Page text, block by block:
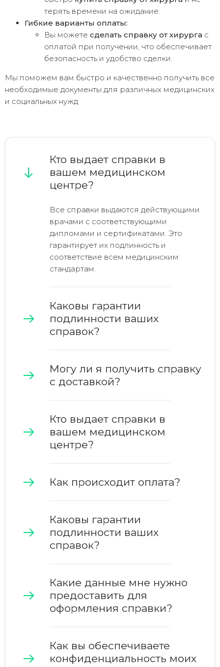
терять времени на ожидание.
Гибкие варианты оплаты:
Вы можете сделать справку от хирурга с
оплатой при получении, что обеспечивает
безопасность и удобство сделки.
Мы поможем вам быстро и качественно получить все
необходимые документы для различных медицинских
и социальных нужд
Кто выдает справки в
вашем медицинском
центре?
Все справки выдаются действующими
врачами с соответствующими
дипломами и сертификатами. Это
гарантирует их подлинность и
соответствие всем медицинским
стандартам.
Каковы гарантии
подлинности ваших
справок?
Могу ли я получить справку
с доставкой?
Кто выдает справки в
вашем медицинском
центре?
Как происходит оплата?
Каковы гарантии
подлинности ваших
справок?
Какие данные мне нужно
предоставить для
оформления справки?
Как вы обеспечиваете
конфиденциальность моих